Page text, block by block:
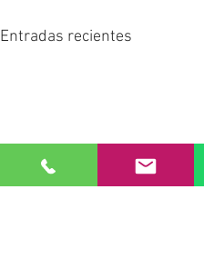
Entradas recientes